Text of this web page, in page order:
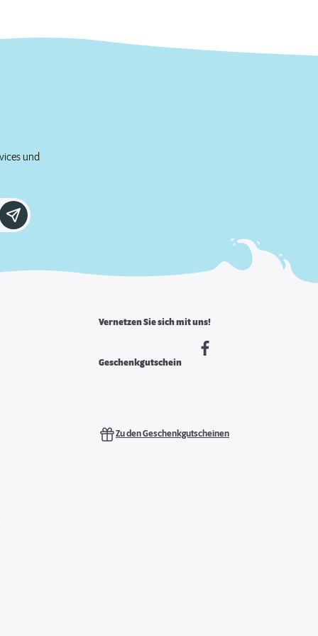
und
Vernetzen Sie sich mit uns!
Geschenkgutschein
Zu den Geschenkgutscheinen